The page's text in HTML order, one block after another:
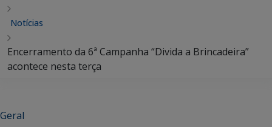
Notícias
Encerramento da 6ª Campanha “Divida a Brincadeira”
acontece nesta terça
Geral